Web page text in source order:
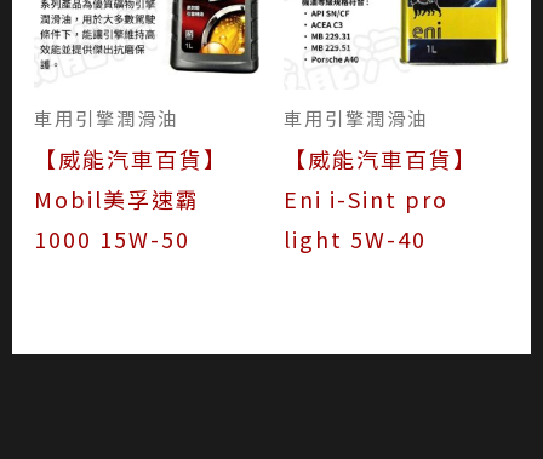
車用引擎潤滑油
【威能汽車百貨】
Mobil美孚速霸
1000 15W-50
車用引擎潤滑油
【威能汽車百貨】
Eni i-Sint pro
light 5W-40